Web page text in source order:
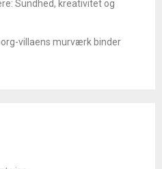
Sundhed, kreativitet og
villaens murværk binder